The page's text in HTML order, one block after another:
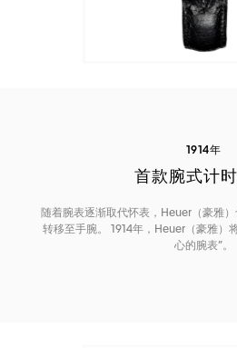
1914年
首款腕式计
随着腕表逐渐取代怀表，Heuer（豪雅
转移至手腕。 1914年，Heuer（豪雅）
心的腕表”。